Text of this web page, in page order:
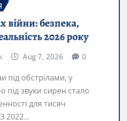
війни: безпека,
2026 року
Aug 7, 2026 0
під обстрілами, у
під звуки сирен стало
для тисяч
2022…